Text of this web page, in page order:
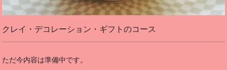
クレイ・デコレーション・ギフトのコース
ただ今内容は準備中です。